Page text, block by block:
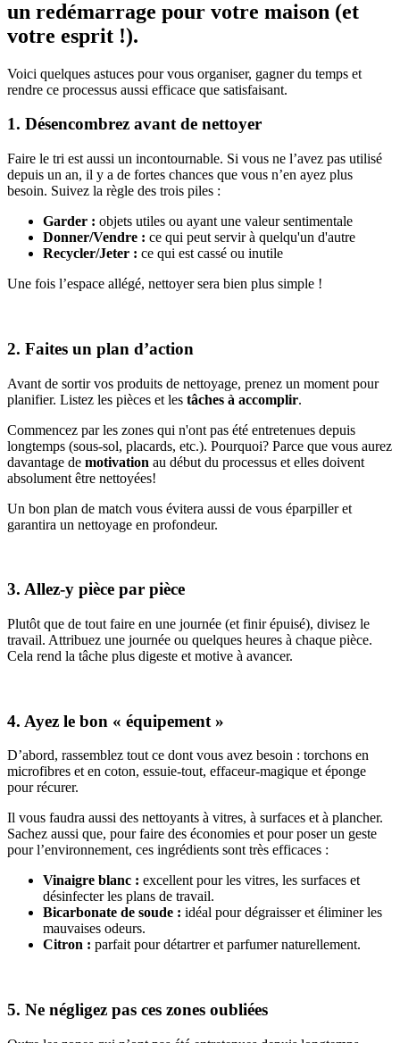
un redémarrage pour votre maison (et
votre esprit !).
Voici quelques astuces pour vous organiser, gagner du temps et
rendre ce processus aussi efficace que satisfaisant.
1. Désencombrez avant de nettoyer
Faire le tri est aussi un incontournable. Si vous ne l’avez pas utilisé
depuis un an, il y a de fortes chances que vous n’en ayez plus
besoin. Suivez la règle des trois piles :
Garder : objets utiles ou ayant une valeur sentimentale
Donner/Vendre : ce qui peut servir à quelqu'un d'autre
Recycler/Jeter : ce qui est cassé ou inutile
Une fois l’espace allégé, nettoyer sera bien plus simple !
2. Faites un plan d’action
Avant de sortir vos produits de nettoyage, prenez un moment pour
planifier. Listez les pièces et les tâches à accomplir.
Commencez par les zones qui n'ont pas été entretenues depuis
longtemps (sous-sol, placards, etc.). Pourquoi? Parce que vous aurez
davantage de motivation au début du processus et elles doivent
absolument être nettoyées!
Un bon plan de match vous évitera aussi de vous éparpiller et
garantira un nettoyage en profondeur.
3. Allez-y pièce par pièce
Plutôt que de tout faire en une journée (et finir épuisé), divisez le
travail. Attribuez une journée ou quelques heures à chaque pièce.
Cela rend la tâche plus digeste et motive à avancer.
4. Ayez le bon « équipement »
D’abord, rassemblez tout ce dont vous avez besoin : torchons en
microfibres et en coton, essuie-tout, effaceur-magique et éponge
pour récurer.
Il vous faudra aussi des nettoyants à vitres, à surfaces et à plancher.
Sachez aussi que, pour faire des économies et pour poser un geste
pour l’environnement, ces ingrédients sont très efficaces :
Vinaigre blanc : excellent pour les vitres, les surfaces et
désinfecter les plans de travail.
Bicarbonate de soude : idéal pour dégraisser et éliminer les
mauvaises odeurs.
Citron : parfait pour détartrer et parfumer naturellement.
5. Ne négligez pas ces zones oubliées